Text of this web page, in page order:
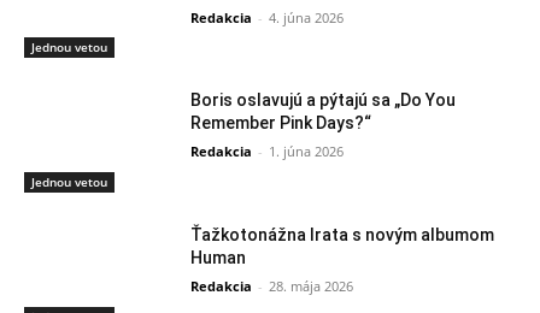
Jednou vetou
Redakcia - 4. júna 2026
Jednou vetou
Boris oslavujú a pýtajú sa „Do You
Remember Pink Days?“
Redakcia - 1. júna 2026
Ťažkotonážna Irata s novým albumom
Human
Redakcia - 28. mája 2026